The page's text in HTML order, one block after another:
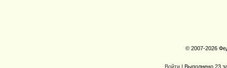
© 2007-2026
Войти| Выполнено 23